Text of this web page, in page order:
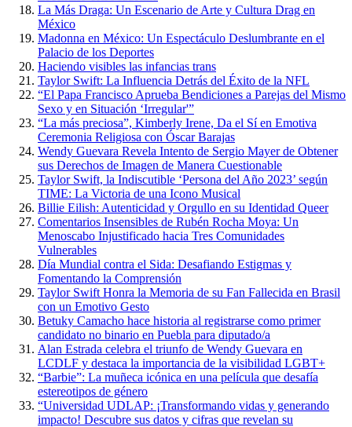
La Más Draga: Un Escenario de Arte y Cultura Drag en
México
Madonna en México: Un Espectáculo Deslumbrante en el
Palacio de los Deportes
Haciendo visibles las infancias trans
Taylor Swift: La Influencia Detrás del Éxito de la NFL
“El Papa Francisco Aprueba Bendiciones a Parejas del Mismo
Sexo y en Situación ‘Irregular'”
“La más preciosa”, Kimberly Irene, Da el Sí en Emotiva
Ceremonia Religiosa con Óscar Barajas
Wendy Guevara Revela Intento de Sergio Mayer de Obtener
sus Derechos de Imagen de Manera Cuestionable
Taylor Swift, la Indiscutible ‘Persona del Año 2023’ según
TIME: La Victoria de una Icono Musical
Billie Eilish: Autenticidad y Orgullo en su Identidad Queer
Comentarios Insensibles de Rubén Rocha Moya: Un
Menoscabo Injustificado hacia Tres Comunidades
Vulnerables
Día Mundial contra el Sida: Desafiando Estigmas y
Fomentando la Comprensión
Taylor Swift Honra la Memoria de su Fan Fallecida en Brasil
con un Emotivo Gesto
Betuky Camacho hace historia al registrarse como primer
candidato no binario en Puebla para diputado/a
Alan Estrada celebra el triunfo de Wendy Guevara en
LCDLF y destaca la importancia de la visibilidad LGBT+
“Barbie”: La muñeca icónica en una película que desafía
estereotipos de género
“Universidad UDLAP: ¡Transformando vidas y generando
impacto! Descubre sus datos y cifras que revelan su